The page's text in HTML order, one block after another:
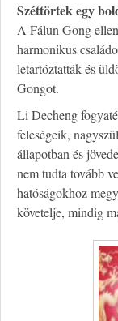
Széttörtek egy
A Fálun Gong
harmonikus
letartóztatták és
Gongot.
Li Decheng
feleségeik,
állapotban és
nem tudta tovább
hatóságokhoz
követelje, mindig